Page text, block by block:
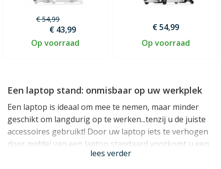
€ 54,99
€ 43,99
Op voorraad
€ 54,99
Op voorraad
Een laptop stand: onmisbaar op uw werkplek
Een laptop is ideaal om mee te nemen, maar minder
geschikt om langdurig op te werken...tenzij u de juiste
accessoires gebruikt! Door uw laptop iets te verhogen
door middel van een laptop standaard voorkomt u een
gebogen werkhouding en ontlast u uw nek en
lees verder